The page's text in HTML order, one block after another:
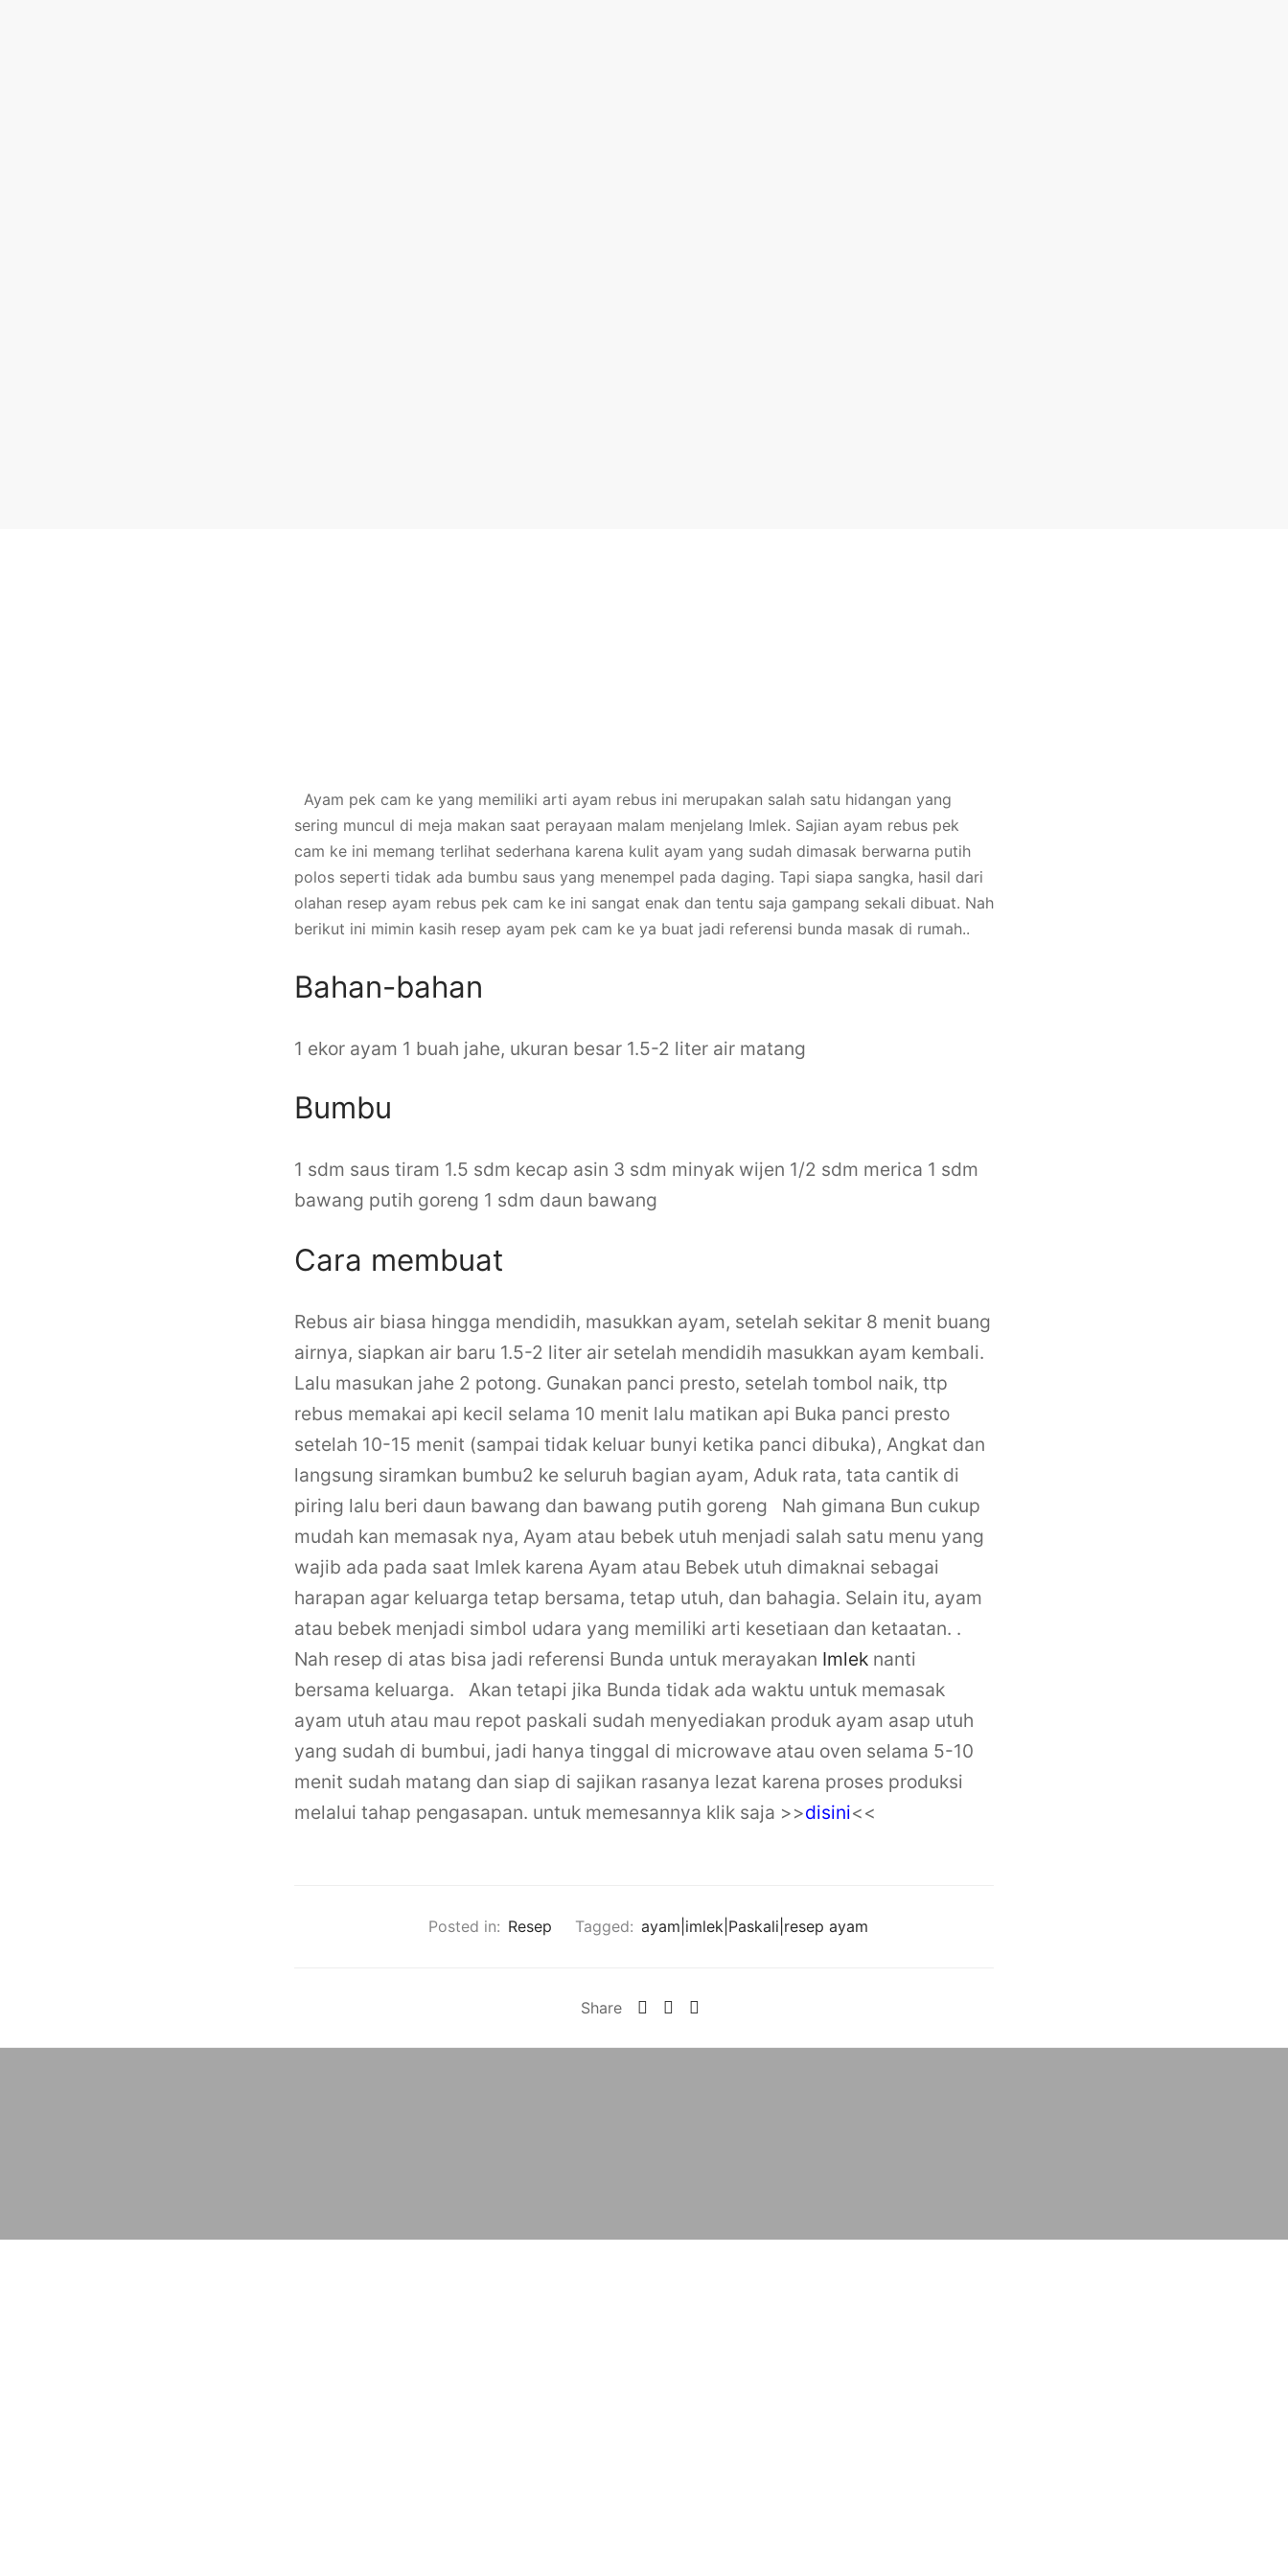
Ayam pek cam ke yang memiliki arti ayam rebus ini merupakan salah satu hidangan yang
sering muncul di meja makan saat perayaan malam menjelang Imlek. Sajian ayam rebus pek
cam ke ini memang terlihat sederhana karena kulit ayam yang sudah dimasak berwarna putih
polos seperti tidak ada bumbu saus yang menempel pada daging. Tapi siapa sangka, hasil dari
olahan resep ayam rebus pek cam ke ini sangat enak dan tentu saja gampang sekali dibuat. Nah
berikut ini mimin kasih resep ayam pek cam ke ya buat jadi referensi bunda masak di rumah..
Bahan-bahan
1 ekor ayam 1 buah jahe, ukuran besar 1.5-2 liter air matang
Bumbu
1 sdm saus tiram 1.5 sdm kecap asin 3 sdm minyak wijen 1/2 sdm merica 1 sdm
bawang putih goreng 1 sdm daun bawang
Cara membuat
Rebus air biasa hingga mendidih, masukkan ayam, setelah sekitar 8 menit buang
airnya, siapkan air baru 1.5-2 liter air setelah mendidih masukkan ayam kembali.
Lalu masukan jahe 2 potong. Gunakan panci presto, setelah tombol naik, ttp
rebus memakai api kecil selama 10 menit lalu matikan api Buka panci presto
setelah 10-15 menit (sampai tidak keluar bunyi ketika panci dibuka), Angkat dan
langsung siramkan bumbu2 ke seluruh bagian ayam, Aduk rata, tata cantik di
piring lalu beri daun bawang dan bawang putih goreng
Nah gimana Bun cukup
mudah kan memasak nya, Ayam atau bebek utuh menjadi salah satu menu yang
wajib ada pada saat Imlek karena Ayam atau Bebek utuh dimaknai sebagai
harapan agar keluarga tetap bersama, tetap utuh, dan bahagia. Selain itu, ayam
atau bebek menjadi simbol udara yang memiliki arti kesetiaan dan ketaatan. .
Nah resep di atas bisa jadi referensi Bunda untuk merayakan Imlek nanti
bersama keluarga.
Akan tetapi jika Bunda tidak ada waktu untuk memasak
ayam utuh atau mau repot paskali sudah menyediakan produk ayam asap utuh
yang sudah di bumbui, jadi hanya tinggal di microwave atau oven selama 5-10
menit sudah matang dan siap di sajikan rasanya lezat karena proses produksi
melalui tahap pengasapan. untuk memesannya klik saja >>disini<<
Posted in: Resep Tagged: ayam|imlek|Paskali|resep ayam
Share